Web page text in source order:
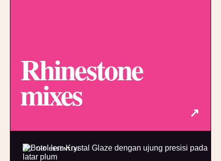
Rhinestone
mixes ↗
02 / THE ESSENTIAL